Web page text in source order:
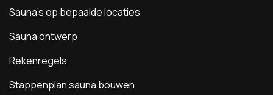
Sauna's op bepaalde locaties
Sauna ontwerp
Rekenregels
Stappenplan sauna bouwen